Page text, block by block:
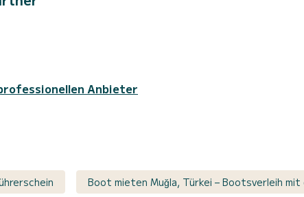
Anbieter
Boot mieten Muğla, Türkei – Bootsverleih mit